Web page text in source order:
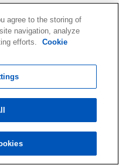
Ihrer
agree to the storing of
navigation, analyze
efforts.
Cookie